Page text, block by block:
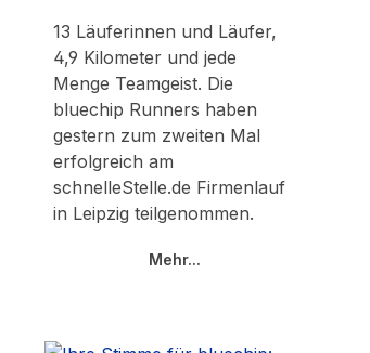
13 Läuferinnen und Läufer,
4,9 Kilometer und jede
Menge Teamgeist. Die
bluechip Runners haben
gestern zum zweiten Mal
erfolgreich am
schnelleStelle.de Firmenlauf
in Leipzig teilgenommen.
Mehr...